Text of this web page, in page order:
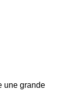
une grande